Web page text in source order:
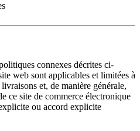
connexes décrites ci-
web sont applicables et limitées à
et, de manière générale,
ce site de commerce électronique
ou accord explicite